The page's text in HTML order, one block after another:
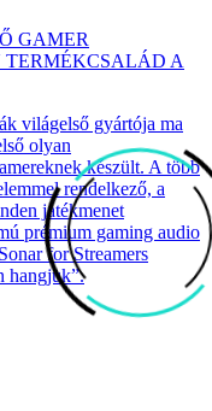
GAMER
A
világelső gyártója ma
olyan
készült. A több
rendelkező, a
játékmenet
prémium gaming audio
for Streamers
hangjuk”.